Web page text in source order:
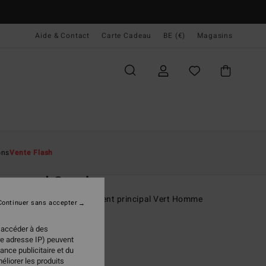
Aide & Contact Carte Cadeau BE (€) Magasins
Vente Flash
Stash
dos avec large compartiment principal Vert Homme
63%
à des
adresse IP) peuvent
publicitaire et du
les produits
sans accepter